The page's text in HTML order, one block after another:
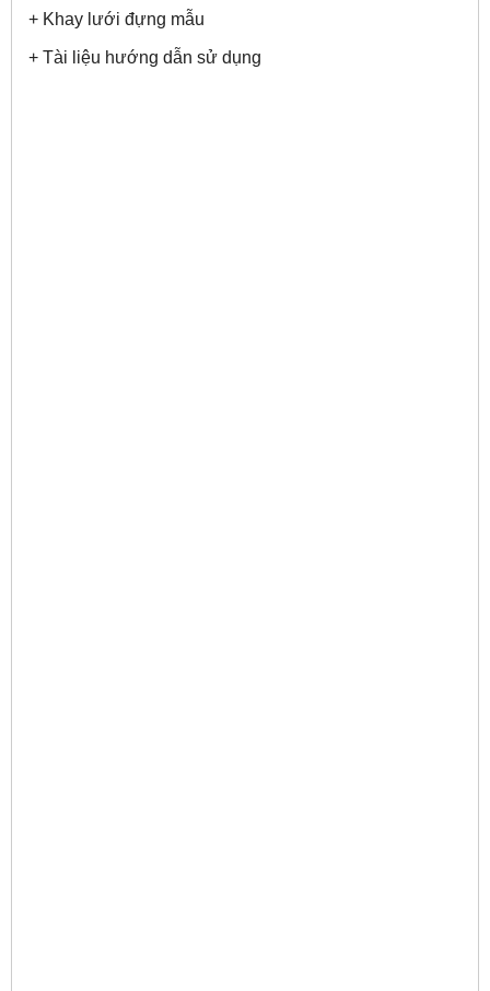
+ Khay lưới đựng mẫu
+ Tài liệu hướng dẫn sử dụng